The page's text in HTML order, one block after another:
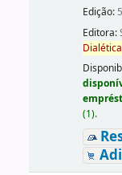
Edição:
Editora:
(1).